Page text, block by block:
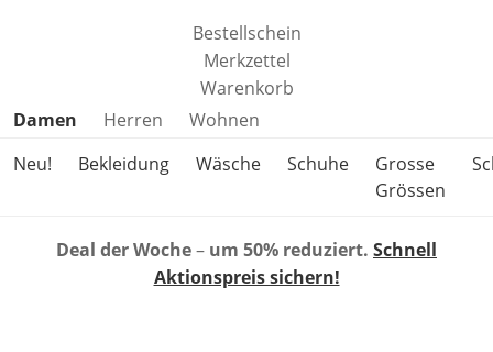
Bestellschein
Merkzettel
Warenkorb
Produktkategorien überspringen
Damen Herren
Wohnen
Neu!
Bekleidung Wäsche Schuhe
Grosse
Grössen
Deal der Woche– um 50% reduziert. Schnell
Aktionspreis sichern!